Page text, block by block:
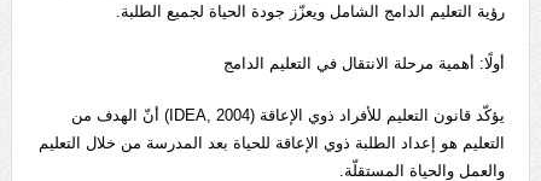
رؤية التعليم الدامج الشامل ويعزّز جودة الحياة لجميع الطلبة.
أولًا: أهمية مرحلة الانتقال في التعليم الدامج
يؤكّد قانون التعليم للأفراد ذوي الإعاقة (IDEA, 2004) أنّ الهدف من
التعليم هو إعداد الطلبة ذوي الإعاقة للحياة بعد المدرسة من خلال التعليم
والعمل والحياة المستقلّة.